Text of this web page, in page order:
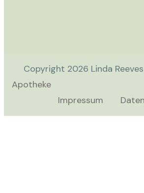
Copyright 2026 Linda
Apotheke
Impressum